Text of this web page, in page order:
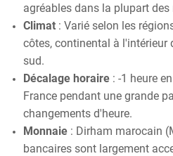
agréables dans la plupart des
Climat: Varié selon les
côtes, continental à l'intérieur
sud.
Décalage horaire: -1 heure
France pendant une grande
changements d'heure.
Monnaie: Dirham marocain
bancaires sont largement